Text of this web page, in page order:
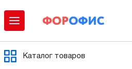
Каталог товаров